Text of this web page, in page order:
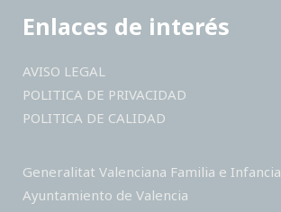
Enlaces de interés
AVISO LEGAL
POLITICA DE PRIVACIDAD
POLITICA DE CALIDAD
Generalitat Valenciana Familia e Infancia
Ayuntamiento de Valencia